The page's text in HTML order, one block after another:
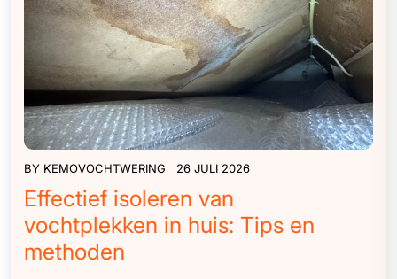
BY KEMOVOCHTWERING 26 JULI 2026
Effectief isoleren van
vochtplekken in huis: Tips en
methoden